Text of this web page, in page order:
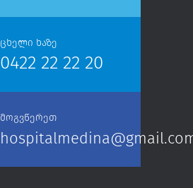
ცხელი ხაზე
0422 22 22 20
მოგვწერეთ